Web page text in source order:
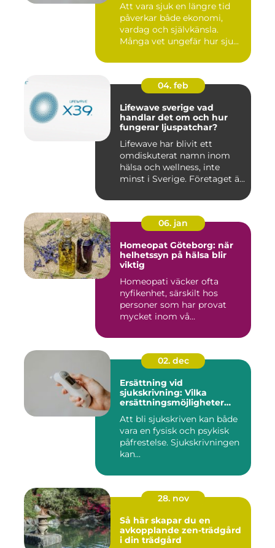
Att vara sjuk en längre tid
påverkar både ekonomi,
vardag och självkänsla.
Många vet ungefär hur sju...
04. feb
Lifewave sverige vad
handlar det om och hur
fungerar ljuspatchar?
Lifewave har blivit ett
omdiskuterat namn inom
hälsa och wellness, inte
minst i Sverige. Företaget ä...
06. jan
Homeopat Göteborg: när
helhetssyn på hälsa blir
viktig
Homeopati väcker ofta
nyfikenhet, särskilt hos
personer som har provat
mycket inom vå...
02. dec
Ersättning vid
sjukskrivning: Vilka
ersättningsmöjligheter
Att bli sjukskriven kan både
vara en fysisk och psykisk
påfrestelse. Sjukskrivningen
kan...
28. nov
Så här skapar du en
avkopplande zen-trädgård
i din trädgård